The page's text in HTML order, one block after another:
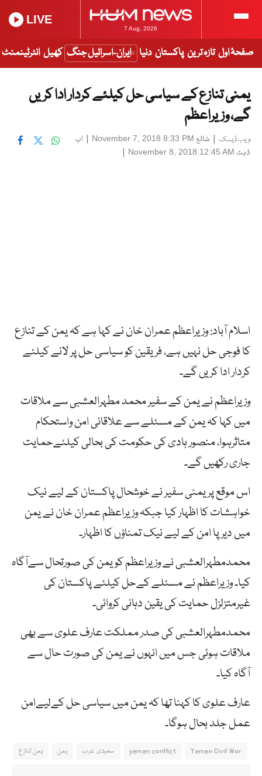
7 Aug, 2026
LIVE
صفحۂ اول تازہ ترین پاکستان دنیا ایران-اسرائیل جنگ کھیل انٹرٹینمنٹ
یمنی تنازع کے سیاسی حل کیلئے کردار ادا کریں
گے، وزیراعظم
ویب ڈیسک | شائع November 7, 2018 8:33 PM
| اپ
ڈیٹ November 8, 2018 12:45 AM
|
اسلام آباد: وزیراعظم عمران خان نے کہا ہے کہ یمن کے تنازع
کا فوجی حل نہیں ہے، فریقین کو سیاسی حل پر لانے کیلئے
کردار ادا کریں گے۔
وزیراعظم نے یمن کے سفیر محمد مطہرالعشبی سے ملاقات
میں کہا کہ یمن کے مسئلے سے علاقائی امن واستحکام
متاثرہوا، منصور ہادی کی حکومت کی بحالی کیلئےحمایت
جاری رکھیں گے۔
اس موقع پر یمنی سفیر نے خوشحال پاکستان کے لیے نیک
خواہشات کا اظہار کیا جبکہ وزیراعظم عمران خان نے یمن
میں دیرپا امن کے لیے نیک تمناؤں کا اظہار۔
محمدمطہرالعشبی نے وزیراعظم کو یمن کی صورتحال سےآگاہ
کیا۔ وزیراعظم نے مسئلے کےحل کیلئے پاکستان کی
غیرمتزلزل حمایت کی یقین دہانی کروائی۔
محمدمطہرالعشبی کی صدر مملکت عارف علوی سے بھی
ملاقات ہوئی جس میں انہوں نے یمن کی صورت حال سے
آگاہ کیا۔
عارف علوی کا کہنا تھا کہ یمن میں سیاسی حل کےلیےامن
عمل جلد بحال ہوگا۔
Yemen Civil War
yemen conflict سعودی عرب یمن یمن تنازع